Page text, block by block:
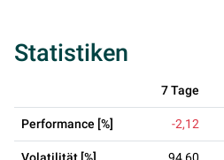
Statistiken
7 Tage
Performance [%] -2,12